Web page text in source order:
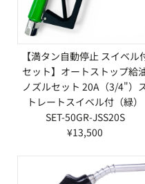
【満タン自動停止 スイベル
セット】オートストップ給
ノズルセット 20A（3/4"）
トレートスイベル付（緑）
SET-50GR-JSS20S
¥13,500